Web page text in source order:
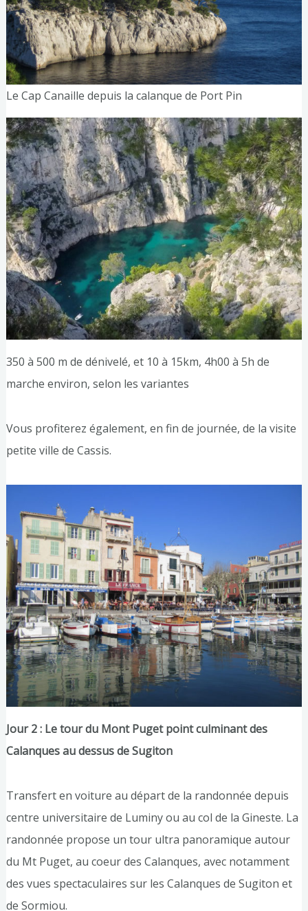
Le Cap Canaille depuis la calanque de Port Pin
350 à 500 m de dénivelé, et 10 à 15km, 4h00 à 5h de
marche environ, selon les variantes
Vous profiterez également, en fin de journée, de la visite
petite ville de Cassis.
Jour 2 : Le tour du Mont Puget point culminant des
Calanques au dessus de Sugiton
Transfert en voiture au départ de la randonnée depuis
centre universitaire de Luminy ou au col de la Gineste. La
randonnée propose un tour ultra panoramique autour
du Mt Puget, au coeur des Calanques, avec notamment
des vues spectaculaires sur les Calanques de Sugiton et
de Sormiou.